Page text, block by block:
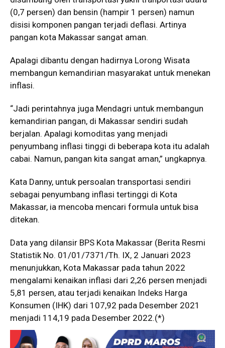
(0,7 persen) dan bensin (hampir 1 persen) namun
disisi komponen pangan terjadi deflasi. Artinya
pangan kota Makassar sangat aman.
Apalagi dibantu dengan hadirnya Lorong Wisata
membangun kemandirian masyarakat untuk menekan
inflasi.
“Jadi perintahnya juga Mendagri untuk membangun
kemandirian pangan, di Makassar sendiri sudah
berjalan. Apalagi komoditas yang menjadi
penyumbang inflasi tinggi di beberapa kota itu adalah
cabai. Namun, pangan kita sangat aman,” ungkapnya.
Kata Danny, untuk persoalan transportasi sendiri
sebagai penyumbang inflasi tertinggi di Kota
Makassar, ia mencoba mencari formula untuk bisa
ditekan.
Data yang dilansir BPS Kota Makassar (Berita Resmi
Statistik No. 01/01/7371/Th. IX, 2 Januari 2023
menunjukkan, Kota Makassar pada tahun 2022
mengalami kenaikan inflasi dari 2,26 persen menjadi
5,81 persen, atau terjadi kenaikan Indeks Harga
Konsumen (IHK) dari 107,92 pada Desember 2021
menjadi 114,19 pada Desember 2022.(*)